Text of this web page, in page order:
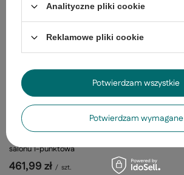
Lampa podłogowa Float trójnóg z abażurem do
salonu 1-punktowa
461,99 zł / szt.
Analityczne pliki cookie
Reklamowe pliki cookie
Potwierdzam wymagane
Potwierdzam wszystkie